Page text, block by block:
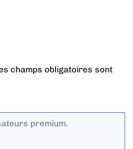
champs obligatoires sont